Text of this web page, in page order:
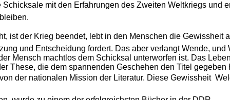
mit den Erfahrungen des Zweiten Weltkriegs und
ist der Krieg beendet, lebt in den Menschen die Gewissheit
und Entscheidung fordert. Das aber verlangt Wende, und
Mensch machtlos dem Schicksal unterworfen ist. Das
These, die dem spannenden Geschehen den Titel gegeben
nationalen Mission der Literatur. Diese Gewissheit 